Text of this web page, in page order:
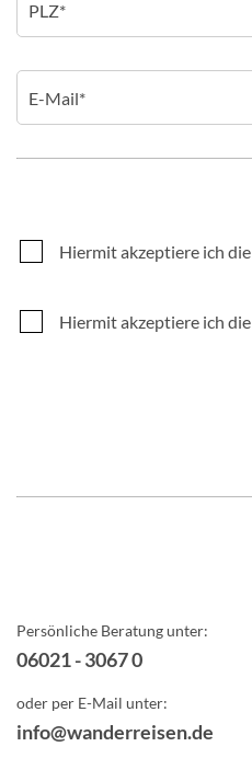
Hiermit akzeptiere ich die
Hiermit akzeptiere ich die
Persönliche Beratung unter:
06021 - 3067 0
oder per E-Mail unter:
info@wanderreisen.de